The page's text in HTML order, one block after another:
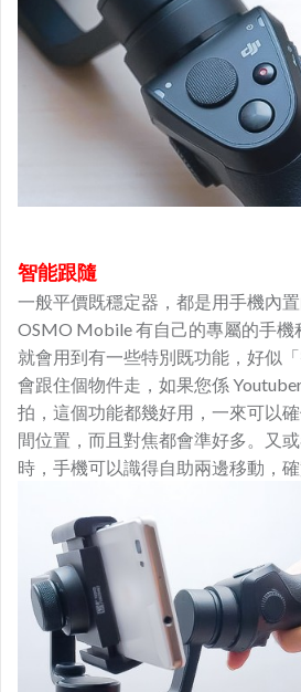
智能跟隨
一般平價既穩定器，都是用手機內
OSMO Mobile 有自己的專屬的手機
就會用到有一些特別既功能，好似
會跟住個物件走，如果您係
拍，這個功能都幾好用，一來可以
間位置，而且對焦都會準好多。又
時，手機可以識得自助兩邊移動，確